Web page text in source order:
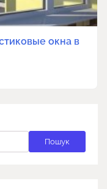
окна в
Пошук